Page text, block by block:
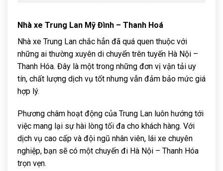
Nhà xe Trung Lan Mỹ Đình – Thanh Hoá
Nhà xe Trung Lan chắc hẳn đã quá quen thuộc với
những ai thường xuyên di chuyển trên tuyến Hà Nội –
Thanh Hóa. Đây là một trong những đơn vị vận tải uy
tín, chất lượng dịch vụ tốt nhưng vẫn đảm bảo mức giá
hợp lý.
Phương châm hoạt động của Trung Lan luôn hướng tới
việc mang lại sự hài lòng tối đa cho khách hàng. Với
dịch vụ cao cấp và đội ngũ nhân viên, lái xe chuyên
nghiệp, bạn sẽ có một chuyến đi Hà Nội – Thanh Hóa
trọn vẹn.